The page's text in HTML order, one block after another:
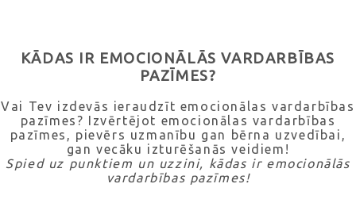
KĀDAS IR EMOCIONĀLĀS VARDARBĪBAS
PAZĪMES?
Vai Tev izdevās ieraudzīt emocionālas vardarbības
pazīmes? Izvērtējot emocionālas vardarbības
pazīmes, pievērs uzmanību gan bērna uzvedībai,
gan vecāku izturēšanās veidiem!
Spied uz punktiem un uzzini, kādas ir emocionālās
vardarbības pazīmes!